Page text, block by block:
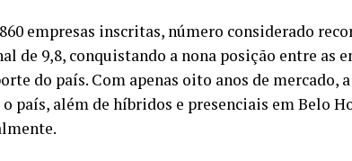
empresas inscritas, número considerado
de 9,8, conquistando a nona posição entre as
do país. Com apenas oito anos de mercado,
país, além de híbridos e presenciais em Belo